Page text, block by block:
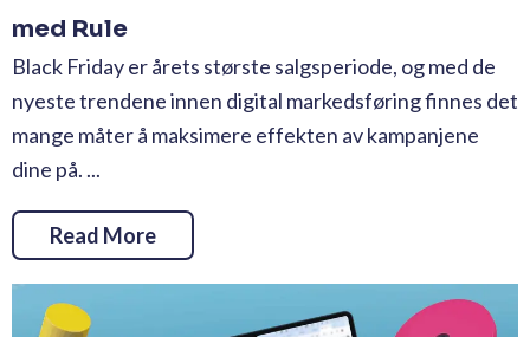
med Rule
Black Friday er årets største salgsperiode, og med de
nyeste trendene innen digital markedsføring finnes det
mange måter å maksimere effekten av kampanjene
dine på. ...
Read More